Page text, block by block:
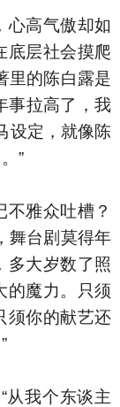
心高气傲却如
底层社会摸爬
里的陈白露是
事拉高了，我
设定，就像陈
”
雅众吐槽？
舞台剧莫得年
多大岁数了照
的魔力。只须
须你的献艺还
从我个东谈主